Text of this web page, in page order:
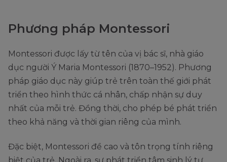
Phương pháp Montessori
Montessori được lấy từ tên của vị bác sĩ, nhà giáo
dục người Ý Maria Montessori (1870–1952). Phương
pháp giáo dục này giúp trẻ trên toàn thế giới phát
triển theo hình thức cá nhân, chấp nhận sự duy
nhất của mỗi trẻ. Đồng thời, cho phép bé phát triển
theo khả năng và thời gian riêng của mình.
Đặc biệt, Montessori đề cao và tôn trọng tính riêng